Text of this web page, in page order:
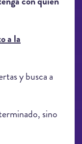
a la
y busca a
sino